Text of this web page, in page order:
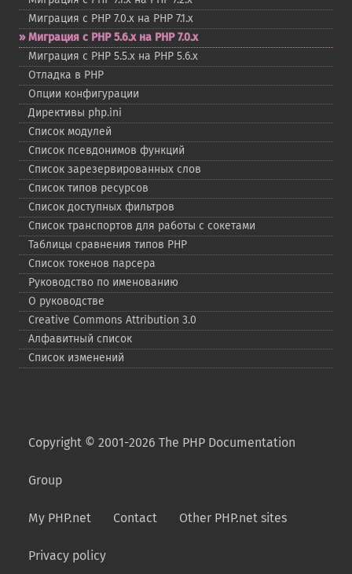
Миграция с PHP 7.0.x на PHP 7.1.x
Миграция с PHP 5.6.x на PHP 7.0.x
Миграция с PHP 5.5.x на PHP 5.6.x
Отладка в PHP
Опции конфигурации
Директивы php.ini
Список модулей
Список псевдонимов функций
Список зарезервированных слов
Список типов ресурсов
Список доступных фильтров
Список транспортов для работы с сокетами
Таблицы сравнения типов PHP
Список токенов парсера
Руководство по именованию
О руководстве
Creative Commons Attribution 3.0
Алфавитный список
Список изменений
Copyright © 2001-2026 The PHP Documentation
Group
My PHP.net Contact Other PHP.net sites
Privacy policy